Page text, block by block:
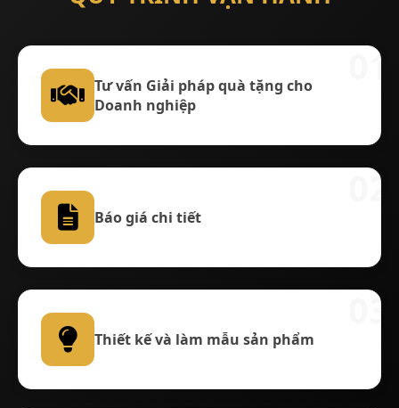
01
Tư vấn Giải pháp quà tặng cho
Doanh nghiệp
02
Báo giá chi tiết
03
Thiết kế và làm mẫu sản phẩm